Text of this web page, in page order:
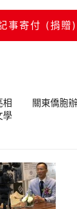
事寄付 (捐贈)
相
學
關東僑胞